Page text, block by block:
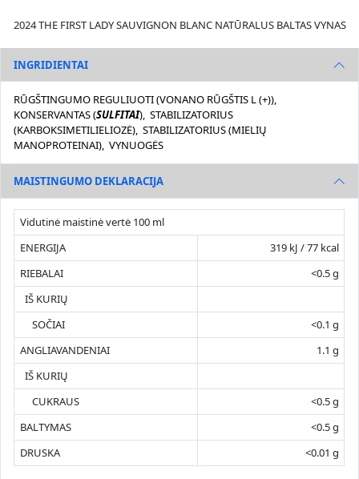
2024 THE FIRST LADY SAUVIGNON BLANC NATŪRALUS BALTAS VYNAS
INGRIDIENTAI
RŪGŠTINGUMO REGULIUOTI (VONANO RŪGŠTIS L (+)),
KONSERVANTAS (SULFITAI), STABILIZATORIUS
(KARBOKSIMETILIELIOZĖ), STABILIZATORIUS (MIELIŲ
MANOPROTEINAI), VYNUOGĖS
MAISTINGUMO DEKLARACIJA
Vidutinė maistinė vertė 100 ml
ENERGIJA
319 kJ / 77 kcal
RIEBALAI
<0.5 g
IŠ KURIŲ
SOČIAI
<0.1 g
ANGLIAVANDENIAI
1.1 g
IŠ KURIŲ
CUKRAUS
<0.5 g
BALTYMAS
<0.5 g
DRUSKA
<0.01 g